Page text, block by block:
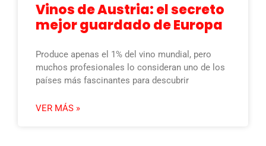
Vinos de Austria: el secreto
mejor guardado de Europa
Produce apenas el 1% del vino mundial, pero
muchos profesionales lo consideran uno de los
países más fascinantes para descubrir
VER MÁS »